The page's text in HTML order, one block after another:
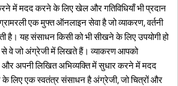
में मदद करने के लिए खेल और गतिविधियाँ भी प्रदान
एक मुफ्त ऑनलाइन सेवा है जो व्याकरण, वर्तनी
है। यह संसाधन किसी को भी सीखने के लिए उपयोगी हो
वे जो अंग्रेजी में लिखते हैं। व्याकरण आपको
अपनी लिखित अभिव्यक्ति में सुधार करने में मदद
लिए एक स्वतंत्र संसाधन है अंग्रेजी, जो चित्रों और